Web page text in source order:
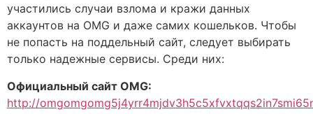
участились случаи взлома и кражи данных
аккаунтов на OMG и даже самих кошельков. Чтобы
не попасть на поддельный сайт, следует выбирать
только надежные сервисы. Среди них:
Официальный сайт OMG:
http://